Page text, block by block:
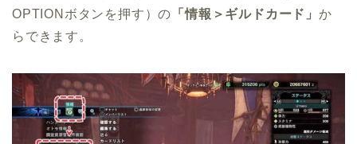
OPTIONボタンを押す）の 「情報＞ギルドカード」か
らできます。